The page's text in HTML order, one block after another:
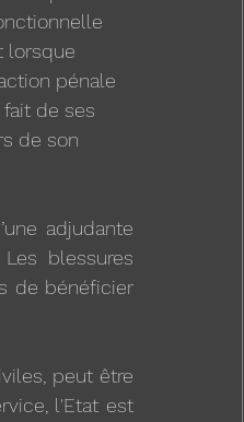
lorsque
pénale
de ses
de son
adjudante
blessures
de bénéficier
peut être
l'Etat est